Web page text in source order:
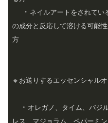
  ・
ネイルアートをされてい
の成分と反応して溶ける可能
方
🔸お送りするエッセンシャル
・ オレガノ、タイム、バジ
レス、マジョラム、ペパーミ